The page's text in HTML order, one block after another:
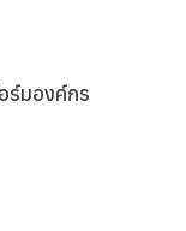
ร์มองค์กร